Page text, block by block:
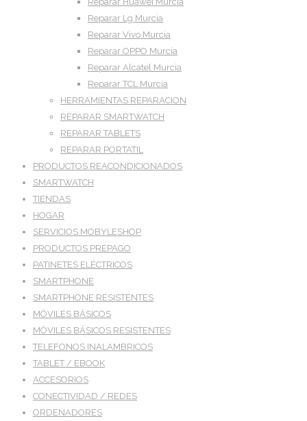
Reparar Lg Murcia
Reparar Vivo Murcia
Reparar OPPO Murcia
Reparar Alcatel Murcia
Reparar TCL Murcia
HERRAMIENTAS REPARACION
REPARAR SMARTWATCH
REPARAR TABLETS
REPARAR PORTATIL
PRODUCTOS REACONDICIONADOS
SMARTWATCH
TIENDAS
HOGAR
SERVICIOS MOBYLESHOP
PRODUCTOS PREPAGO
PATINETES ELÉCTRICOS
SMARTPHONE
SMARTPHONE RESISTENTES
MÓVILES BÁSICOS
MÓVILES BÁSICOS RESISTENTES
TELEFONOS INALAMBRICOS
TABLET / EBOOK
ACCESORIOS
CONECTIVIDAD / REDES
ORDENADORES